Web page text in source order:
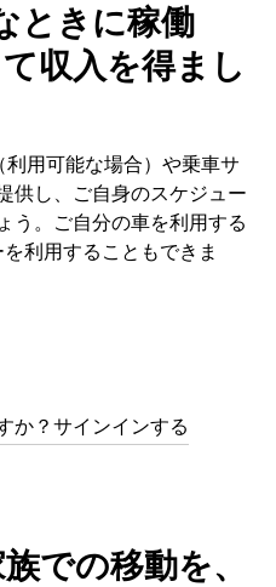
ときに稼働
収入を得まし
用可能な場合）や乗車サ
供し、ご自身のスケジュー
う。ご自分の車を利用する
利用することもできま
か？サインインする
での移動を、